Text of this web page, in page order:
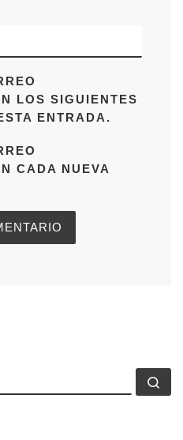
LOS SIGUIENTES
ENTRADA.
CADA NUEVA